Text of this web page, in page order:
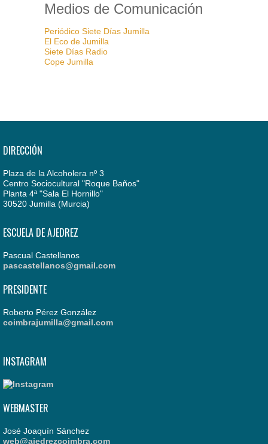
Medios de Comunicación
Periódico Siete Días Jumilla
El Eco de Jumilla
Siete Días Radio
Cope Jumilla
DIRECCIÓN
Plaza de la Alcoholera nº 3
Centro Sociocultural "Roque Baños"
Planta 4ª "Sala El Hornillo"
30520 Jumilla (Murcia)
ESCUELA DE AJEDREZ
Pascual Castellanos
pascastellanos@gmail.com
PRESIDENTE
Roberto Pérez González
coimbrajumilla@gmail.com
INSTAGRAM
WEBMASTER
José Joaquín Sánchez
web@ajedrezcoimbra.com